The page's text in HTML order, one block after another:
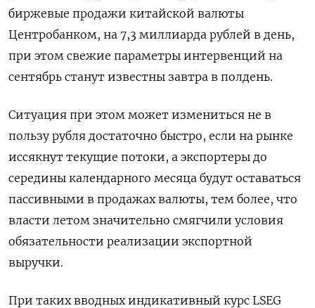
биржевые продажи китайской валюты
Центробанком, на 7,3 миллиарда рублей в день,
при этом свежие параметры интервенций на
сентябрь станут известны завтра в полдень.
Ситуация при этом может измениться не в
пользу рубля достаточно быстро, если на рынке
иссякнут текущие потоки, а экспортеры до
середины календарного месяца будут оставаться
пассивными в продажах валюты, тем более, что
власти летом значительно смягчили условия
обязательности реализации экспортной
выручки.
При таких вводных индикативный курс LSEG